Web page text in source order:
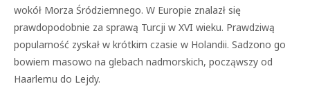
wokół Morza Śródziemnego. W Europie znalazł się
prawdopodobnie za sprawą Turcji w XVI wieku. Prawdziwą
popularność zyskał w krótkim czasie w Holandii. Sadzono go
bowiem masowo na glebach nadmorskich, począwszy od
Haarlemu do Lejdy.